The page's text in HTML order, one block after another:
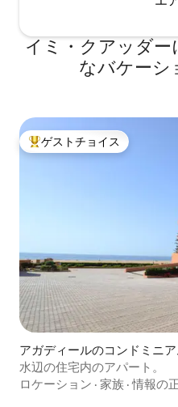
イミ・クアッダ
なバケーシ
大好評のゲストチョイスです。
ゲストチョイス
アガディールのコンドミニ
水辺の住宅内のアパート。
ロケーション · 家族 ·情報の